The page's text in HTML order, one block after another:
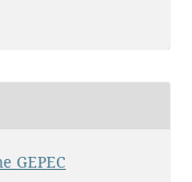
GEPEC